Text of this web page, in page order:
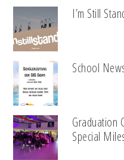
I’m Still
School
Graduation
Special